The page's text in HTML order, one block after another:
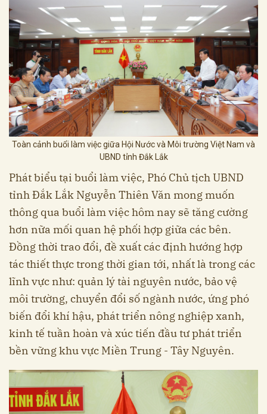
Toàn cảnh buổi làm việc giữa Hội Nước và Môi trường Việt Nam và
UBND tỉnh Đắk Lắk
Phát biểu tại buổi làm việc, Phó Chủ tịch UBND
tỉnh Đắk Lắk Nguyễn Thiên Văn mong muốn
thông qua buổi làm việc hôm nay sẽ tăng cường
hơn nữa mối quan hệ phối hợp giữa các bên.
Đồng thời trao đổi, đề xuất các định hướng hợp
tác thiết thực trong thời gian tới, nhất là trong các
lĩnh vực như: quản lý tài nguyên nước, bảo vệ
môi trường, chuyển đổi số ngành nước, ứng phó
biến đổi khí hậu, phát triển nông nghiệp xanh,
kinh tế tuần hoàn và xúc tiến đầu tư phát triển
bền vững khu vực Miền Trung - Tây Nguyên.